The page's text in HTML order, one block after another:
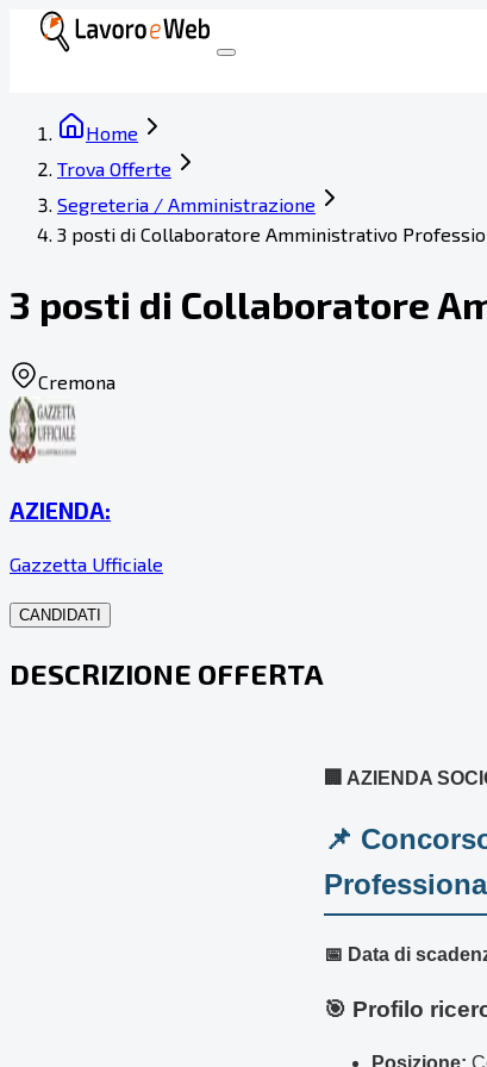
Home
Trova Offerte
Segreteria / Amministrazione
3 posti di Collaboratore Amministrativo
3 posti di Collaboratore
Cremona
AZIENDA:
Gazzetta Ufficiale
CANDIDATI
DESCRIZIONE OFFERTA
🏢 AZIENDA
📌
📅 Data di
🎯 Profilo